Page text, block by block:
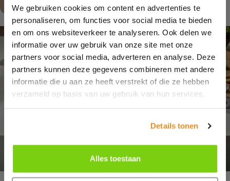
We gebruiken cookies om content en advertenties te
personaliseren, om functies voor social media te bieden
en om ons websiteverkeer te analyseren. Ook delen we
informatie over uw gebruik van onze site met onze
partners voor social media, adverteren en analyse. Deze
partners kunnen deze gegevens combineren met andere
informatie die u aan ze heeft verstrekt of die ze hebben
verzameld op basis van uw gebruik van hun services.
Details tonen
Alles toestaan